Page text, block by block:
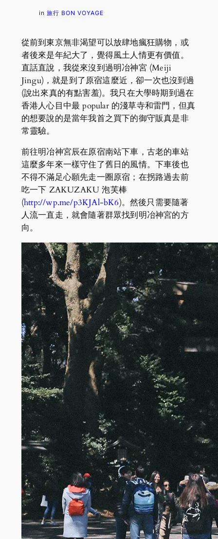
in 旅行 BON VOYAGE
從前到東京無非渴望可以放肆地瘋狂購物，或
者後來是年紀大了，覺得風土人情更有價值。
直話直說，我從來沒到過明冶神宮 (Meiji
Jingu)，就是到了原宿這麼近，卻一次也沒到過
(說出來真的有點害羞)。我只在大學時期到過在
香港人心目中最 popular 的淺草寺和雷門，但真
的想要說的是當年我首之買下的御守販真是非
常靈驗。
前往明冶神宮辰在原宿南站下車，古老的車站
這麼多年來一樣守住了舊日的風情。下車後也
不得不滿足心願先走一圈原宿；在拐路過去前
吃一下 ZAKUZAKU 泡芙棒
(http://wp.me/p3KJAl-bK6)。然後只需要隨著
人流一直走，就會隨著群眾找到明冶神宮的方
向。